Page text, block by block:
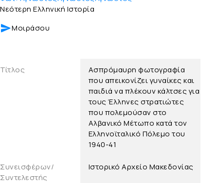
Νεότερη Ελληνική Ιστορία
Μοιράσου
Τίτλος
Ασπρόμαυρη φωτογραφία
που απεικονίζει γυναίκες και
παιδιά να πλέκουν κάλτσες για
τους Έλληνες στρατιώτες
που πολεμούσαν στο
Αλβανικό Μέτωπο κατά τον
Ελληνοϊταλικό Πόλεμο του
1940-41
Συνεισφέρων/
Συντελεστής
Ιστορικό Αρχείο Μακεδονίας